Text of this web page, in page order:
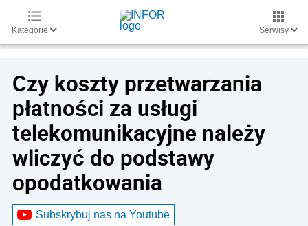
Kategorie Serwisy
Czy koszty przetwarzania
płatności za usługi
telekomunikacyjne należy
wliczyć do podstawy
opodatkowania
Subskrybuj nas na Youtube